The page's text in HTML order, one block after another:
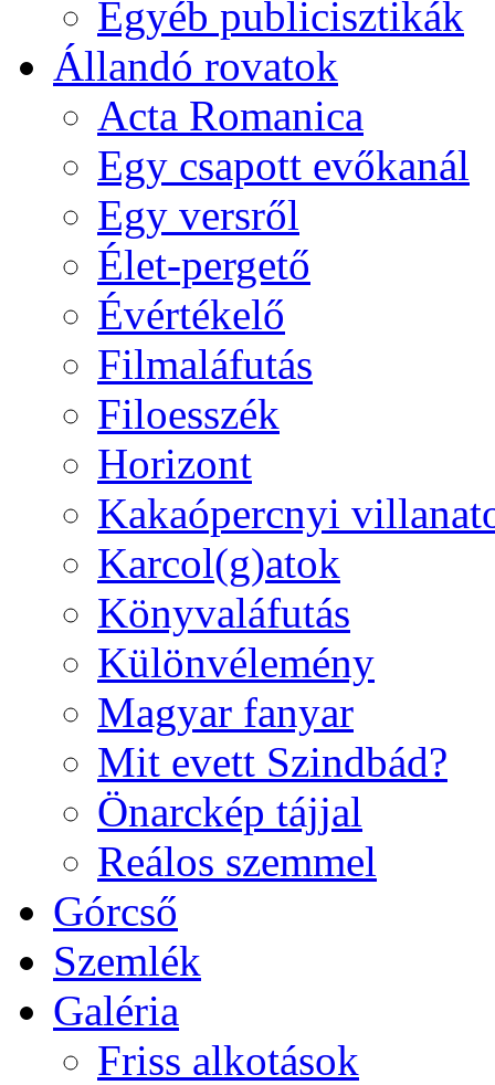
Egyéb publicisztikák
Állandó rovatok
Acta Romanica
Egy csapott evőkanál
Egy versről
Élet-pergető
Évértékelő
Filmaláfutás
Filoesszék
Horizont
Kakaópercnyi
Karcol(g)atok
Könyvaláfutás
Különvélemény
Magyar fanyar
Mit evett Szindbád?
Önarckép tájjal
Reálos szemmel
Górcső
Szemlék
Galéria
Friss alkotások